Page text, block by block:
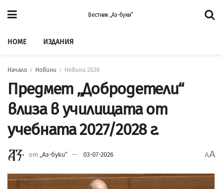
Вестник „Аз-буки”
HOME ИЗДАНИЯ
Начало Новини Новини 2026
Предмет „Добродетели“
влиза в училищата от
учебната 2027/2028 г.
от „Аз-буки“ 03-07-2026 AA